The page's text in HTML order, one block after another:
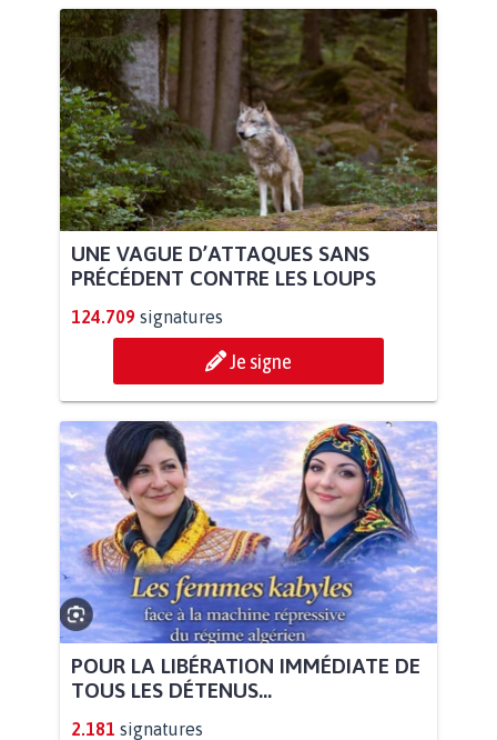
UNE VAGUE D’ATTAQUES SANS
PRÉCÉDENT CONTRE LES LOUPS
124.709 signatures
Je signe
POUR LA LIBÉRATION IMMÉDIATE DE
TOUS LES DÉTENUS...
2.181 signatures